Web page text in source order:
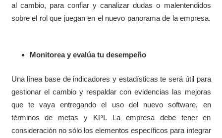
al cambio, para confiar y canalizar dudas o malentendidos
sobre el rol que juegan en el nuevo panorama de la empresa.
Monitorea y evalúa tu desempeño
Una línea base de indicadores y estadísticas te será útil para
gestionar el cambio y respaldar con evidencias las mejoras
que te vaya entregando el uso del nuevo software, en
términos de metas y KPI. La empresa debe tener en
consideración no sólo los elementos específicos para integrar